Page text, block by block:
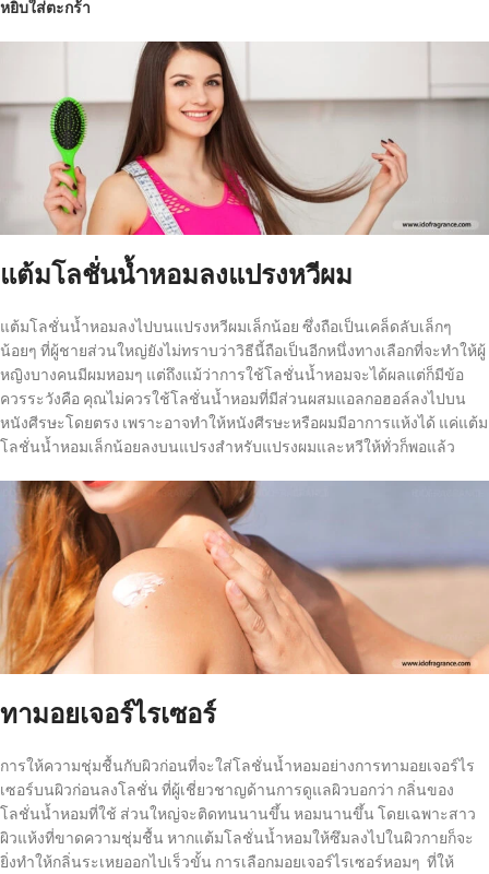
หยิบใส่ตะกร้า
แต้มโลชั่นน้ำหอมลงแปรงหวีผม
แต้มโลชั่นน้ำหอมลงไปบนแปรงหวีผมเล็กน้อย ซึ่งถือเป็นเคล็ดลับเล็กๆ
น้อยๆ ที่ผู้ชายส่วนใหญ่ยังไม่ทราบว่าวิธีนี้ถือเป็นอีกหนึ่งทางเลือกที่จะทำให้ผู้
หญิงบางคนมีผมหอมๆ แต่ถึงแม้ว่าการใช้โลชั่นน้ำหอมจะได้ผลแต่ก็มีข้อ
ควรระวังคือ คุณไม่ควรใช้โลชั่นน้ำหอมที่มีส่วนผสมแอลกอฮอล์ลงไปบน
หนังศีรษะโดยตรง เพราะอาจทำให้หนังศีรษะหรือผมมีอาการแห้งได้ แค่แต้ม
โลชั่นน้ำหอมเล็กน้อยลงบนแปรงสำหรับแปรงผมและหวีให้ทั่วก็พอแล้ว
ทามอยเจอร์ไรเซอร์
การให้ความชุ่มชื้นกับผิวก่อนที่จะใส่โลชั่นน้ำหอมอย่างการทามอยเจอร์ไร
เซอร์บนผิวก่อนลงโลชั่น ที่ผู้เชี่ยวชาญด้านการดูแลผิวบอกว่า กลิ่นของ
โลชั่นน้ำหอมที่ใช้ ส่วนใหญ่จะติดทนนานขึ้น หอมนานขึ้น โดยเฉพาะสาว
ผิวแห้งที่ขาดความชุ่มชื้น หากแต้มโลชั่นน้ำหอมให้ซึมลงไปในผิวกายก็จะ
ยิ่งทำให้กลิ่นระเหยออกไปเร็วขั้น การเลือกมอยเจอร์ไรเซอร์หอมๆ ที่ให้